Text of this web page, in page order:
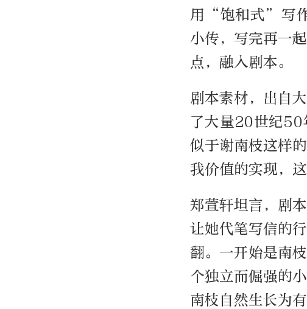
用“饱和式”写
小传，写完再一
点，融入剧本。
剧本素材，出自
了大量20世纪50
似于谢南枝这样
我价值的实现，
郑萱轩坦言，剧
让她代笔写信的
翻。一开始是南
个独立而倔强的
南枝自然生长为